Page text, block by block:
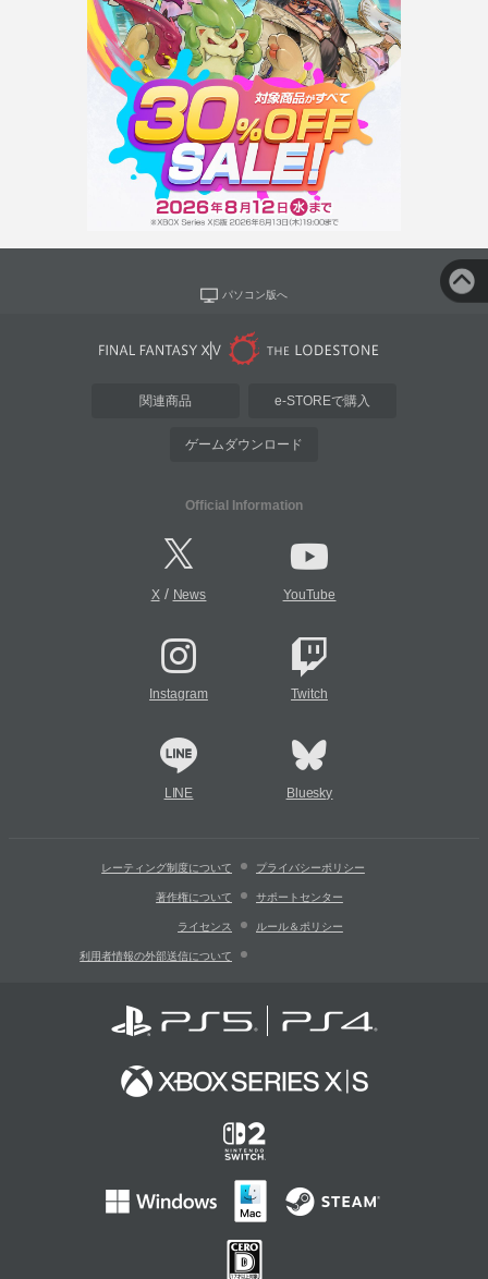
パソコン版へ
関連商品 e-STOREで購入
ゲームダウンロード
Official Information
X/ News YouTube
Instagram Twitch
LINE Bluesky
レーティング制度について プライバシーポリシー
著作権について サポートセンター
ライセンス ルール＆ポリシー
利用者情報の外部送信について